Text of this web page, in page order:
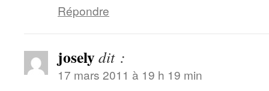
Répondre
joselydit :
17 mars 2011 à 19 h 19 min